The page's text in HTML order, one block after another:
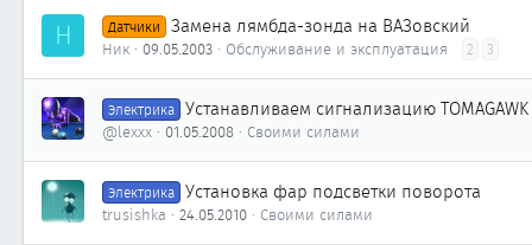
Н Датчики Замена лямбда-зонда на ВАЗовский
Ник 09.05.2003 Обслуживание и эксплуатация 2 3
Электрика Устанавливаем сигнализацию
@lexxx 01.05.2008 Своими силами
Электрика Установка фар подсветки поворота
trusishka 24.05.2010 Своими силами